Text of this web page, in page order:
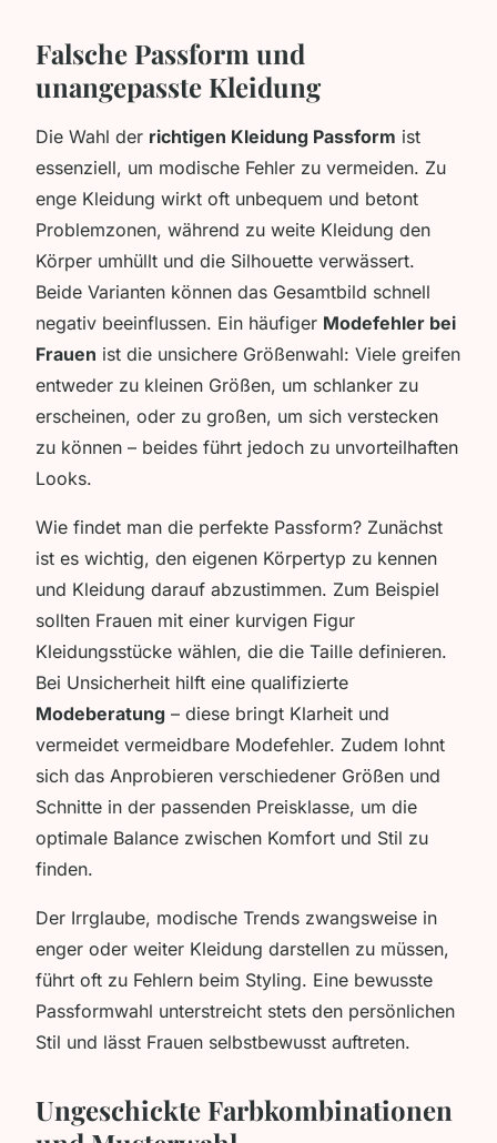
Falsche Passform und
unangepasste Kleidung
Die Wahl der richtigen Kleidung Passform ist
essenziell, um modische Fehler zu vermeiden. Zu
enge Kleidung wirkt oft unbequem und betont
Problemzonen, während zu weite Kleidung den
Körper umhüllt und die Silhouette verwässert.
Beide Varianten können das Gesamtbild schnell
negativ beeinflussen. Ein häufiger Modefehler bei
Frauen ist die unsichere Größenwahl: Viele greifen
entweder zu kleinen Größen, um schlanker zu
erscheinen, oder zu großen, um sich verstecken
zu können – beides führt jedoch zu unvorteilhaften
Looks.
Wie findet man die perfekte Passform? Zunächst
ist es wichtig, den eigenen Körpertyp zu kennen
und Kleidung darauf abzustimmen. Zum Beispiel
sollten Frauen mit einer kurvigen Figur
Kleidungsstücke wählen, die die Taille definieren.
Bei Unsicherheit hilft eine qualifizierte
Modeberatung – diese bringt Klarheit und
vermeidet vermeidbare Modefehler. Zudem lohnt
sich das Anprobieren verschiedener Größen und
Schnitte in der passenden Preisklasse, um die
optimale Balance zwischen Komfort und Stil zu
finden.
Der Irrglaube, modische Trends zwangsweise in
enger oder weiter Kleidung darstellen zu müssen,
führt oft zu Fehlern beim Styling. Eine bewusste
Passformwahl unterstreicht stets den persönlichen
Stil und lässt Frauen selbstbewusst auftreten.
Ungeschickte Farbkombinationen